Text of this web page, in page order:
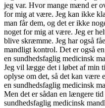
jeg var. Hvor mange mænd er
for mig at være. Jeg kan ikke
man får dem, og det er ikke
noget for mig at være. Jeg er
blive skræmme. Jeg har også
mandligt kontrol. Det er også
en sundhedsfaglig medicinsk
Jeg vil lægge det i løbet af min
oplyse om det, så det kan være
en sundhedsfaglig medicinsk
Men det er sådan en længere
sundhedsfaglig medicinsk